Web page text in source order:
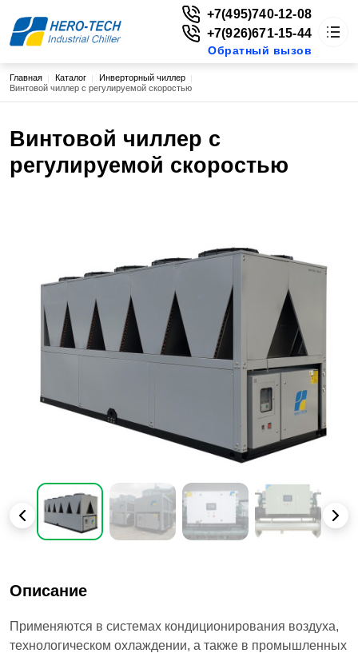
HERO-TECH
Цены
Новости
+7(926)671-15-44
+7(495)740-12-08
+7(926)671-15-44
Обратный вызов
Строка навигации
Главная Каталог
Инверторный чиллер
Винтовой чиллер с регулируемой скоростью
Винтовой чиллер с
регулируемой скоростью
Описание
Применяются в системах кондиционирования воздуха,
технологическом охлаждении, а также в промышленных